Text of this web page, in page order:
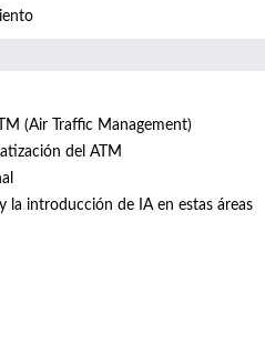
(Air Traffic Management)
del ATM
la introducción de IA en estas áreas